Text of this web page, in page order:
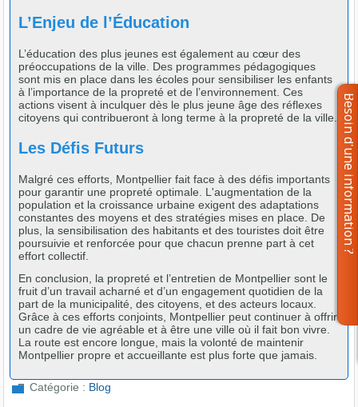
L’Enjeu de l’Éducation
L’éducation des plus jeunes est également au cœur des
préoccupations de la ville. Des programmes pédagogiques
sont mis en place dans les écoles pour sensibiliser les enfants
à l’importance de la propreté et de l’environnement. Ces
actions visent à inculquer dès le plus jeune âge des réflexes
citoyens qui contribueront à long terme à la propreté de la ville.
Les Défis Futurs
Malgré ces efforts, Montpellier fait face à des défis importants
pour garantir une propreté optimale. L'augmentation de la
population et la croissance urbaine exigent des adaptations
constantes des moyens et des stratégies mises en place. De
plus, la sensibilisation des habitants et des touristes doit être
poursuivie et renforcée pour que chacun prenne part à cet
effort collectif.
En conclusion, la propreté et l’entretien de Montpellier sont le
fruit d’un travail acharné et d’un engagement quotidien de la
part de la municipalité, des citoyens, et des acteurs locaux.
Grâce à ces efforts conjoints, Montpellier peut continuer à offrir
un cadre de vie agréable et à être une ville où il fait bon vivre.
La route est encore longue, mais la volonté de maintenir
Montpellier propre et accueillante est plus forte que jamais.
Catégorie : Blog